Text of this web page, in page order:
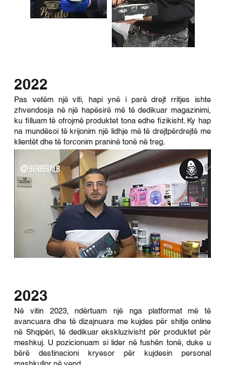
2022
Pas vetëm një viti, hapi ynë i parë drejt rritjes ishte
zhvendosja në një hapësirë më të dedikuar magazinimi,
ku filluam të ofrojmë produktet tona edhe fizikisht. Ky hap
na mundësoi të krijonim një lidhje më të drejtpërdrejtë me
klientët dhe të forconim praninë tonë në treg.
2023
Në vitin 2023, ndërtuam një nga platformat më të
avancuara dhe të dizajnuara me kujdes për shitje online
në Shqipëri, të dedikuar ekskluzivisht për produktet për
meshkuj. U pozicionuam si lider në fushën tonë, duke u
bërë destinacioni kryesor për kujdesin personal
mashkullor në vend.